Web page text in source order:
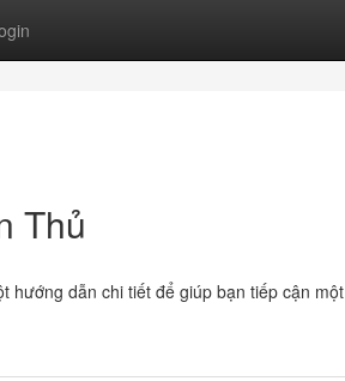
Thủ
hướng dẫn chi tiết để giúp bạn tiếp cận một